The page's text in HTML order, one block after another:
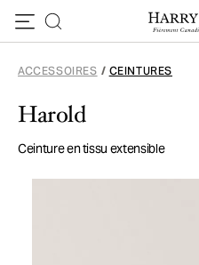
ACCESSOIRES / CEINTURES
Harold
Ceinture en tissu extensible